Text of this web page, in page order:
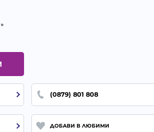
(0879) 801 808
ДОБАВИ В ЛЮБИМИ